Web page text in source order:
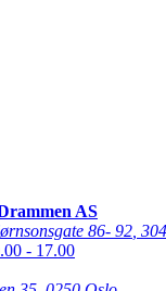
AS
86- 92
- 17.00